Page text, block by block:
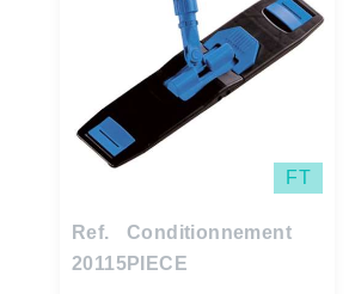
FT
Ref.
20115
Conditionnement
PIECE